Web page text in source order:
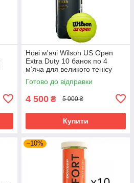
Нові м'ячі Wilson US Open
Extra Duty 10 банок по 4
мʼяча для великого тенісу
Готово до відправки
4 500 ₴ 5 000 ₴
Купити
–10%